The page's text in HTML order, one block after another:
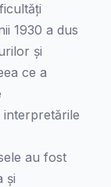
1930 a dus
și
ce a
interpretările
au fost
și